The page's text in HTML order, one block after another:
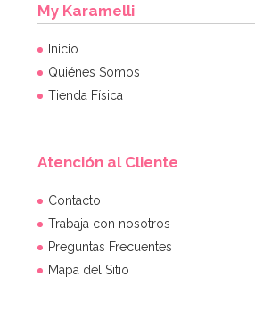
My Karamelli
Inicio
Quiénes Somos
Tienda Física
Atención al Cliente
Contacto
Trabaja con nosotros
Preguntas Frecuentes
Mapa del Sitio